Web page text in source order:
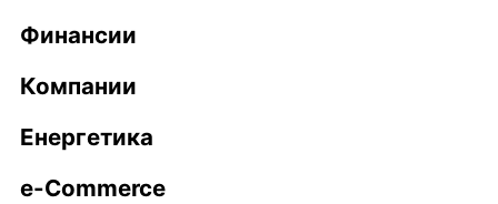
Финансии
Компании
Енергетика
e-Commerce